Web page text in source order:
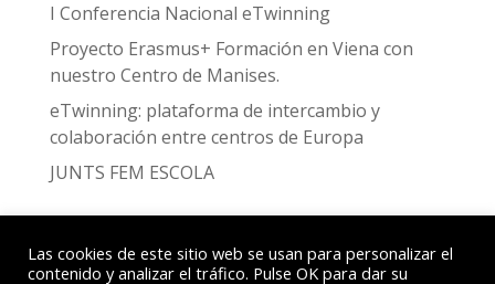
I Conferencia Nacional eTwinning
Proyecto Erasmus+ Formación en Viena con
nuestro Centro de Manises.
eTwinning: plataforma de intercambio y
colaboración entre centros de Europa
JUNTS FEM ESCOLA
Las cookies de este sitio web se usan para personalizar el
contenido y analizar el tráfico. Pulse OK para dar su